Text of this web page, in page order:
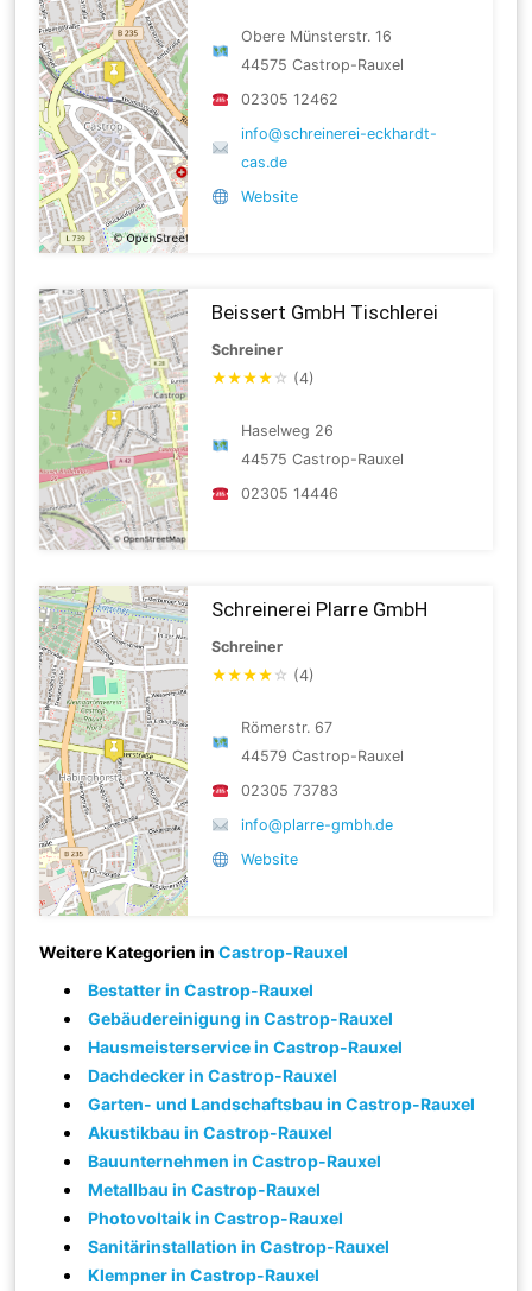
Obere Münsterstr. 16
44575 Castrop-Rauxel
02305 12462
info@schreinerei-eckhardt-
cas.de
Website
Beissert GmbH Tischlerei
Schreiner
★★★★ ☆ (4)
Haselweg 26
44575 Castrop-Rauxel
02305 14446
Schreinerei Plarre GmbH
Schreiner
★★★★ ☆ (4)
Römerstr. 67
44579 Castrop-Rauxel
02305 73783
info@plarre-gmbh.de
Website
Weitere Kategorien inCastrop-Rauxel
Bestatter in Castrop-Rauxel
Gebäudereinigung in Castrop-Rauxel
Hausmeisterservice in Castrop-Rauxel
Dachdecker in Castrop-Rauxel
Garten- und Landschaftsbau in Castrop-Rauxel
Akustikbau in Castrop-Rauxel
Bauunternehmen in Castrop-Rauxel
Metallbau in Castrop-Rauxel
Photovoltaik in Castrop-Rauxel
Sanitärinstallation in Castrop-Rauxel
Klempner in Castrop-Rauxel